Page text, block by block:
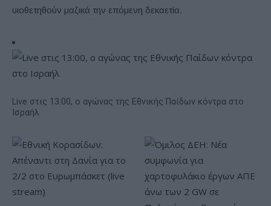
υιοθετηθούν μαζικά την επόμενη δεκαετία.
Live στις 13:00, ο αγώνας της Εθνικής Παίδων κόντρα στο
Ισραήλ